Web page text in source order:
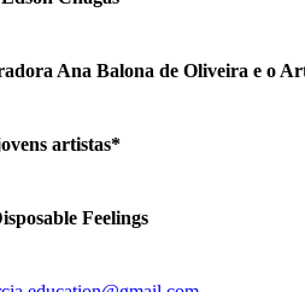
Ana Balona de Oliveira e o
artistas*
Feelings